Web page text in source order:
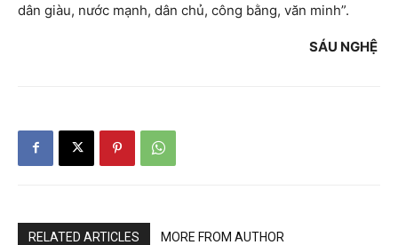
dân giàu, nước mạnh, dân chủ, công bằng, văn minh”.
SÁU NGHỆ
RELATED ARTICLES MORE FROM AUTHOR